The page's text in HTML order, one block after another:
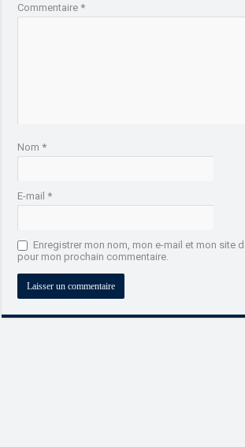
Commentaire*
Nom*
E-mail*
Enregistrer mon nom, mon e-mail et mon site
pour mon prochain commentaire.